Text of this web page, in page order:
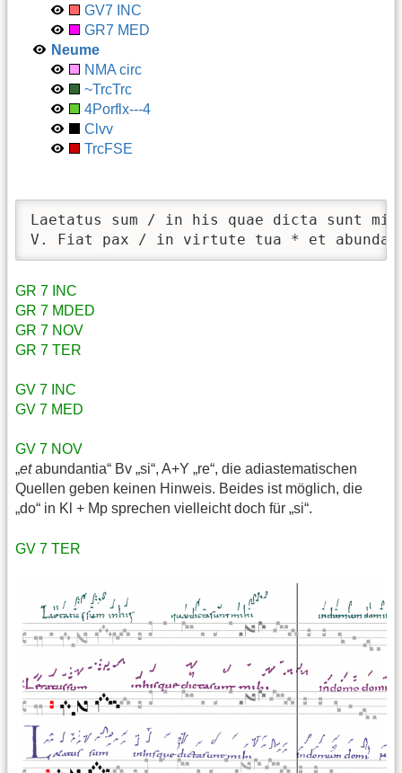
GV7 INC
GR7 MED
Neume
NMA circ
~TrcTrc
4Porflx---4
Clvv
TrcFSE
Laetatus sum / in his quae dicta sunt
V. Fiat pax / in virtute tua * et
GR 7 INC
GR 7 MDED
GR 7 NOV
GR 7 TER
GV 7 INC
GV 7 MED
GV 7 NOV
„etabundantia“ Bv „si“, A+Y „re“, die adiastematischen
Quellen geben keinen Hinweis. Beides ist möglich, die
„do“ in Kl + Mp sprechen vielleicht doch für „si“.
GV 7 TER